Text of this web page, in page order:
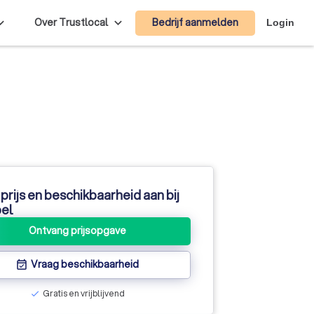
Over Trustlocal Bedrijf aanmelden Login
en beschikbaarheid aan bij
Ontvang prijsopgave
event_available Vraag beschikbaarheid
check Gratis en vrijblijvend